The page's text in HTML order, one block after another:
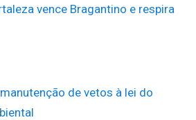
vence Bragantino e respira
de vetos à lei do